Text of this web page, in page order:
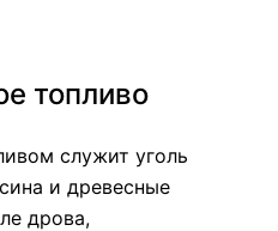
топливо
служит уголь
и древесные
дрова,